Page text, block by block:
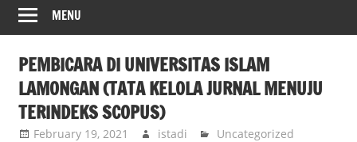
MENU
PEMBICARA DI UNIVERSITAS ISLAM
LAMONGAN (TATA KELOLA JURNAL MENUJU
TERINDEKS SCOPUS)
February 19, 2021 istadi Uncategorized